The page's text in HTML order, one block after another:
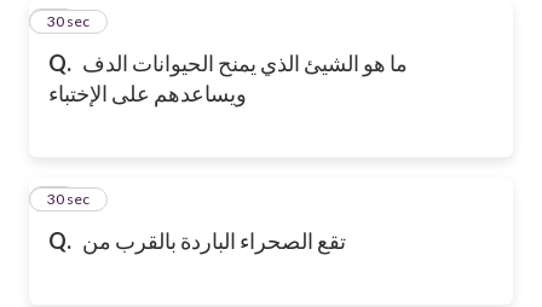
Q. ما هو الشيئ الذي يمنح الحيوانات الدف
ويساعدهم على الإختباء
19
30 sec
Q. تقع الصحراء الباردة بالقرب من
20
30 sec